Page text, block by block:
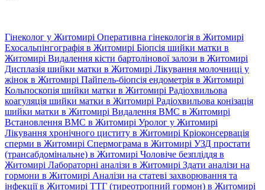
Гінеколог у Житомирі Оперативна гінекологія в Житомирі
Ехосальпінгографія в Житомирі Біопсія шийки матки в
Житомирі Видалення кісти бартолінової залози в Житомирі
Дисплазія шийки матки в Житомирі Лікування молочниці у
жінок в Житомирі Пайпель-біопсія ендометрія в Житомирі
Кольпоскопія шийки матки в Житомирі Радіохвильова
коагуляція шийки матки в Житомирі Радіохвильова конізація
шийки матки в Житомирі Видалення ВМС в Житомирі
Встановлення ВМС в Житомирі Уролог у Житомирі
Лікування хронічного циститу в Житомирі Кріоконсервація
сперми в Житомирі Спермограма в Житомирі УЗД простати
(трансабдомінальне) в Житомирі Чоловіче безпліддя в
Житомирі Лабораторні аналізи в Житомирі Здати аналізи на
гормони в Житомирі Аналізи на статеві захворювання та
інфекції в Житомирі ТТГ (тиреотропний гормон) в Житомирі